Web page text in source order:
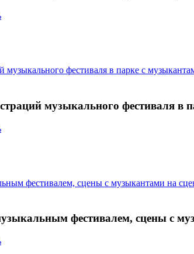
музыкального фестиваля
фестивалем, сцены с